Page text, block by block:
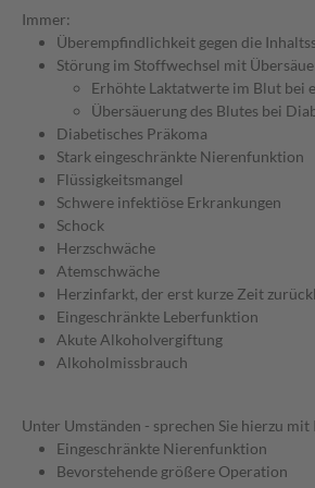
Immer:
Überempfindlichkeit gegen die
Störung im Stoffwechsel mit
Erhöhte Laktatwerte im Blut bei
Übersäuerung des Blutes bei
Diabetisches Präkoma
Stark eingeschränkte Nierenfunktion
Flüssigkeitsmangel
Schwere infektiöse Erkrankungen
Schock
Herzschwäche
Atemschwäche
Herzinfarkt, der erst kurze Zeit
Eingeschränkte Leberfunktion
Akute Alkoholvergiftung
Alkoholmissbrauch
Unter Umständen - sprechen Sie hierzu
Eingeschränkte Nierenfunktion
Bevorstehende größere Operation